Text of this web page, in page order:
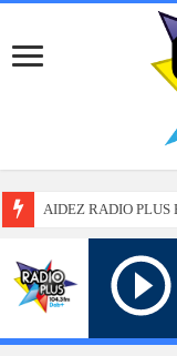
AIDEZ RADIO PLUS